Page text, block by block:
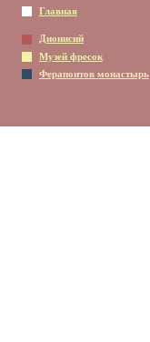
Главная
Дионисий
Музей фресок
Ферапонтов монастырь